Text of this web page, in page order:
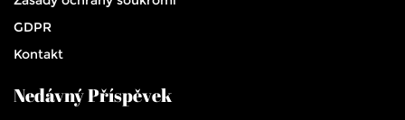
GDPR
Kontakt
Nedávný Příspěvek